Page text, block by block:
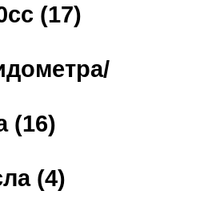
(17)
(16)
(4)